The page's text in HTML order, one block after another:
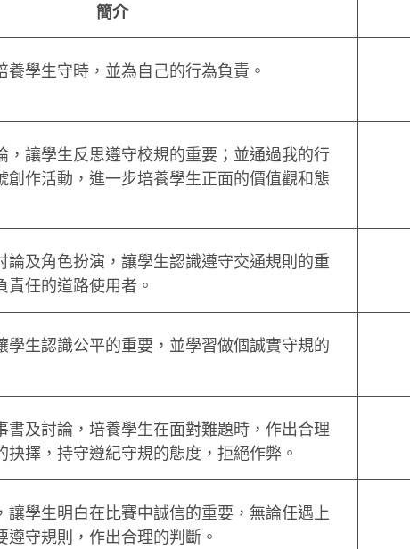
簡介
養學生守時，並為自己的行為負責。
，讓學生反思遵守校規的重要；並通過我的行
創作活動，進一步培養學生正面的價值觀和態
論及角色扮演，讓學生認識遵守交通規則的重
責任的道路使用者。
學生認識公平的重要，並學習做個誠實守規的
書及討論，培養學生在面對難題時，作出合理
抉擇，持守遵紀守規的態度，拒絕作弊。
讓學生明白在比賽中誠信的重要，無論任遇上
遵守規則，作出合理的判斷。